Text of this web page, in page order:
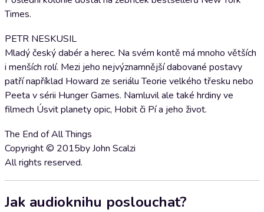
Times.
PETR NESKUSIL
Mladý český dabér a herec. Na svém kontě má mnoho větších
i menších rolí. Mezi jeho nejvýznamnější dabované postavy
patří například Howard ze seriálu Teorie velkého třesku nebo
Peeta v sérii Hunger Games. Namluvil ale také hrdiny ve
filmech Úsvit planety opic, Hobit či Pí a jeho život.
The End of All Things
Copyright © 2015by John Scalzi
All rights reserved.
Jak audioknihu poslouchat?